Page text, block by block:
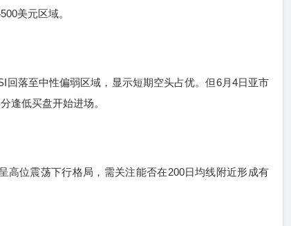
美元区域。
落至中性偏弱区域，显示短期空头占优。但6月4日亚市
逢低买盘开始进场。
位震荡下行格局，需关注能否在200日均线附近形成有